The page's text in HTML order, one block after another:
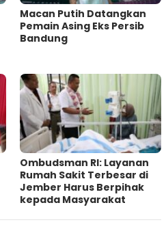
Macan Putih Datangkan
Pemain Asing Eks Persib
Bandung
Ombudsman RI: Layanan
Rumah Sakit Terbesar di
Jember Harus Berpihak
kepada Masyarakat